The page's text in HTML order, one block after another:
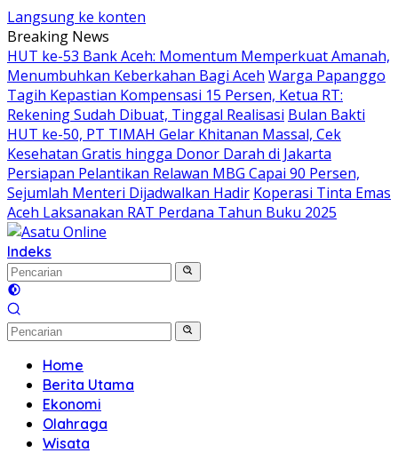
Langsung ke konten
Breaking News
HUT ke-53 Bank Aceh: Momentum Memperkuat Amanah,
Menumbuhkan Keberkahan Bagi Aceh Warga Papanggo
Tagih Kepastian Kompensasi 15 Persen, Ketua RT:
Rekening Sudah Dibuat, Tinggal Realisasi Bulan Bakti
HUT ke-50, PT TIMAH Gelar Khitanan Massal, Cek
Kesehatan Gratis hingga Donor Darah di Jakarta
Persiapan Pelantikan Relawan MBG Capai 90 Persen,
Sejumlah Menteri Dijadwalkan Hadir Koperasi Tinta Emas
Aceh Laksanakan RAT Perdana Tahun Buku 2025
Indeks
Home
Berita Utama
Ekonomi
Olahraga
Wisata